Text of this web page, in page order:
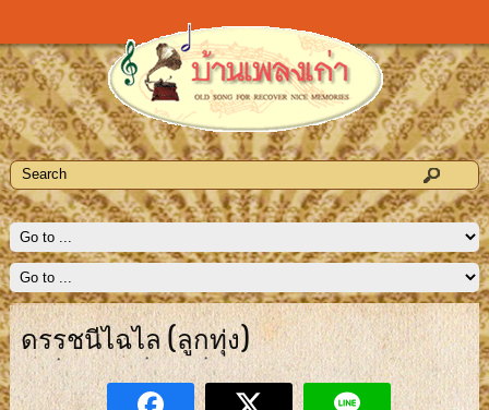
ดรรชนีไฉไล (ลูกทุ่ง)